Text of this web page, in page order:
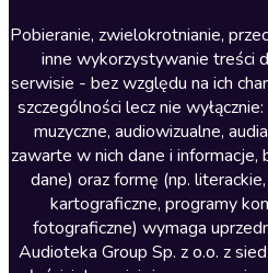
Literatura anglojęzyczna
Literatura faktu
Literatura obyczajowa
Literatura piękna obca
Literatura piękna polska
Nagrania relaksacyjne
Nauka języków
Pobieranie, zwielokrotnianie,
inne wykorzystywanie treści
serwisie - bez względu na ich
szczególności lecz nie
muzyczne, audiowizualne,
zawarte w nich dane i informacje,
dane) oraz formę (np.
kartograficzne, programy
fotograficzne) wymaga
Audioteka Group Sp. z o.o. z